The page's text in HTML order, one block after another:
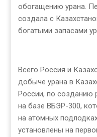
обогащению урана.
создала с
богатыми запасами
Всего Россия и
добыче урана в
России, по созданию
на базе ВБЭР-300,
на атомных
установлены на